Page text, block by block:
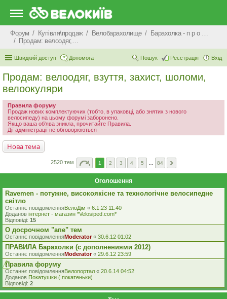
Форум Купівля\продаж Велобарахолище
Барахолка - п р о д а ж
Продам: велоодяг, взуття, захист, шоломи, велоокуляри
Швидкий доступ Допомога Вхід
Реєстрація
Пошук
Продам: велоодяг, взуття, захист, шоломи,
велоокуляри
Правила форуму
Продаж нових комплектуючих (тобто, в упаковці, або знятих з нового
велосипеду) на цьому форумі заборонено.
Якщо ваша об'ява зникла, прочитайте Правила.
Дії адміністрації не обговорюються
Нова тема
2520 тем 1 2 3 4 5 84
Оголошення
Ravemen - потужне, високоякісне та технологічне велосипедне
світло
Останнє повідомленняВелоДім « 6.1.23 11:40
Доданов iнтернет - магазин *Velosiped.com*
Відповіді: 15
О досрочном "апе" тем
Останнє повідомленняModerator« 30.6.12 01:02
ПРАВИЛА Барахолки (с дополнениями 2012)
Останнє повідомленняModerator« 29.6.12 23:59
Правила форуму
Останнє повідомленняВелопортал « 20.6.14 04:52
Доданов Покатушки ( покатеньки)
Відповіді: 2